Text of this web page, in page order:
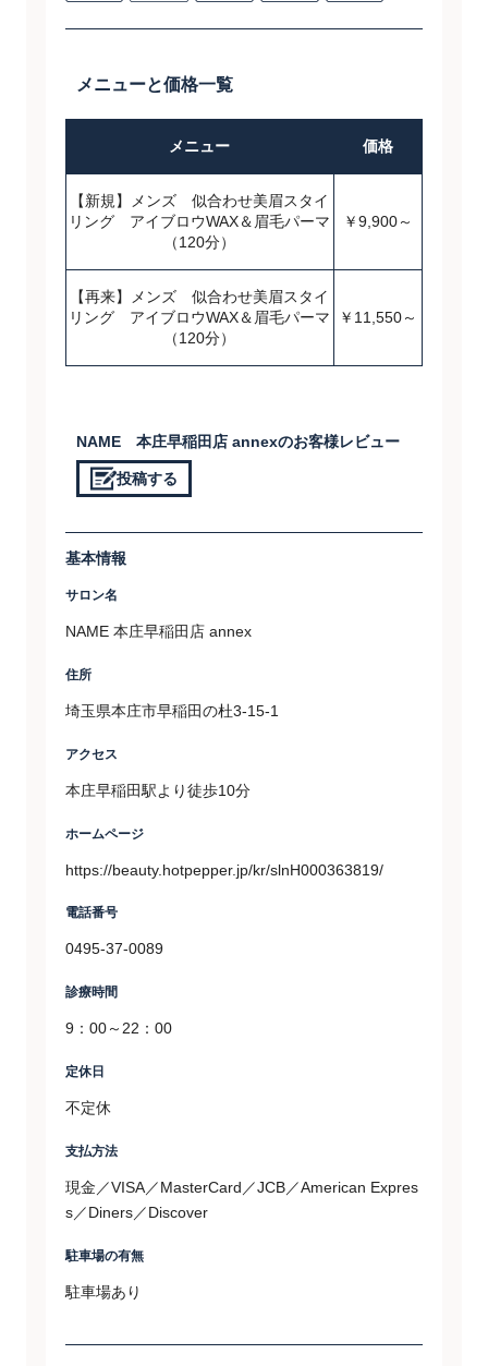
メニューと価格一覧
メニュー 価格
【新規】メンズ 似合わせ美眉スタイ
リング アイブロウWAX＆眉毛パーマ
（120分）
￥9,900～
【再来】メンズ 似合わせ美眉スタイ
リング アイブロウWAX＆眉毛パーマ
（120分）
￥11,550～
NAME 本庄早稲田店 annexのお客様レビュー
投稿する
基本情報
サロン名
NAME 本庄早稲田店 annex
住所
埼玉県本庄市早稲田の杜3-15-1
アクセス
本庄早稲田駅より徒歩10分
ホームページ
https://beauty.hotpepper.jp/kr/slnH000363819/
電話番号
0495-37-0089
診療時間
9：00～22：00
定休日
不定休
支払方法
現金／VISA／MasterCard／JCB／American Expres
s／Diners／Discover
駐車場の有無
駐車場あり